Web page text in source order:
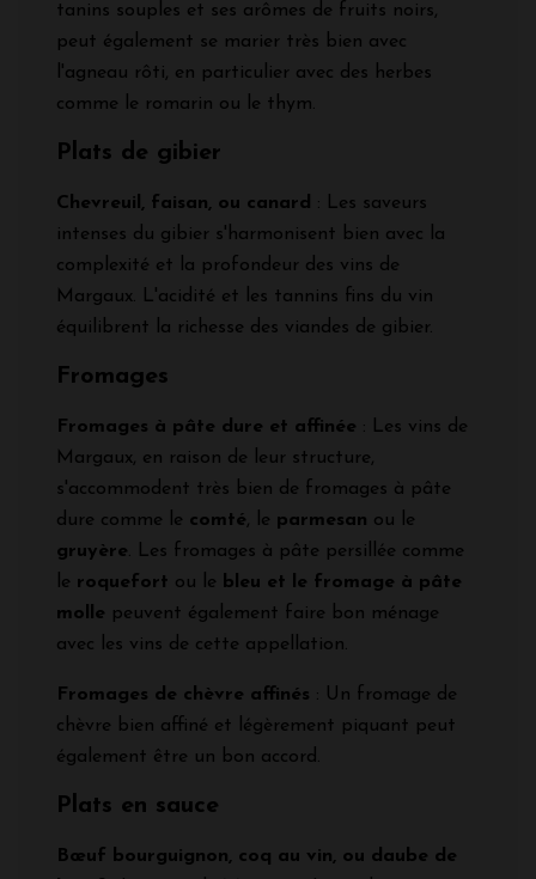
tanins souples et ses arômes de fruits noirs,
peut également se marier très bien avec
l'agneau rôti, en particulier avec des herbes
comme le romarin ou le thym.
Plats de gibier
Chevreuil, faisan, ou canard : Les saveurs
intenses du gibier s'harmonisent bien avec la
complexité et la profondeur des vins de
Margaux. L'acidité et les tannins fins du vin
équilibrent la richesse des viandes de gibier.
Fromages
Fromages à pâte dure et affinée : Les vins de
Margaux, en raison de leur structure,
s'accommodent très bien de fromages à pâte
dure comme le comté, le parmesan ou le
gruyère. Les fromages à pâte persillée comme
le roquefort ou le
bleu et le fromage à pâte
molle peuvent également faire bon ménage
avec les vins de cette appellation.
Fromages de chèvre affinés : Un fromage de
chèvre bien affiné et légèrement piquant peut
également être un bon accord.
Plats en sauce
Bœuf bourguignon, coq au vin, ou daube de